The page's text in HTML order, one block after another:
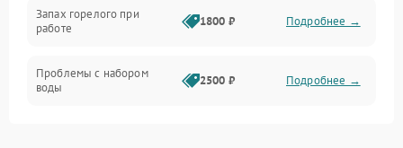
Запах горелого при
работе
1800 ₽ Подробнее →
Проблемы с набором
воды
2500 ₽ Подробнее →